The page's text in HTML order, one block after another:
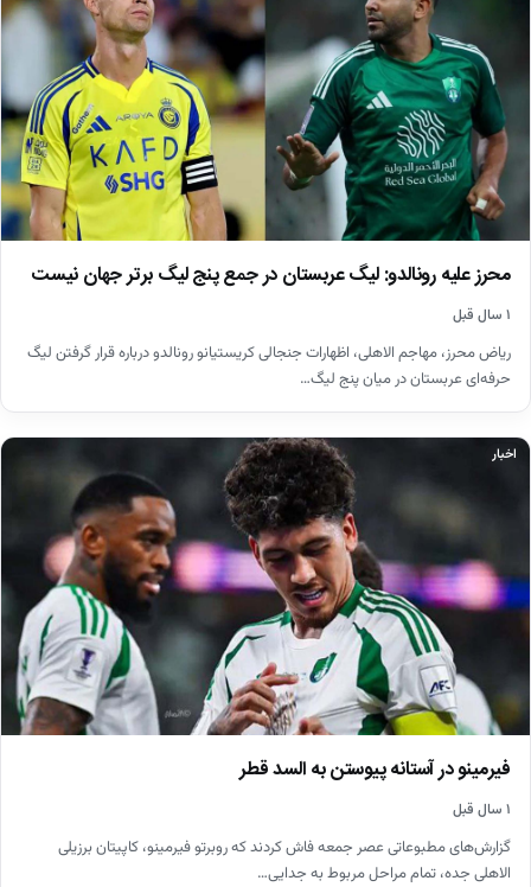
محرز علیه رونالدو: لیگ عربستان در جمع پنج لیگ برتر جهان نیست
۱ سال قبل
ریاض محرز، مهاجم الاهلی، اظهارات جنجالی کریستیانو رونالدو درباره قرار گرفتن لیگ
حرفه‌ای عربستان در میان پنج لیگ…
اخبار
فیرمینو در آستانه پیوستن به السد قطر
۱ سال قبل
گزارش‌های مطبوعاتی عصر جمعه فاش کردند که روبرتو فیرمینو، کاپیتان برزیلی
الاهلی جده، تمام مراحل مربوط به جدایی…